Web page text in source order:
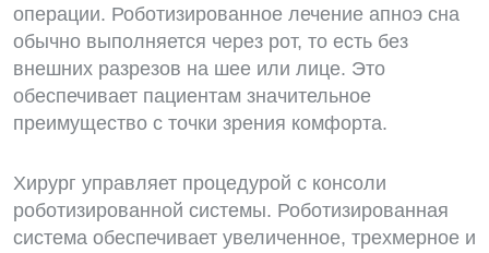
операции. Роботизированное лечение апноэ сна
обычно выполняется через рот, то есть без
внешних разрезов на шее или лице. Это
обеспечивает пациентам значительное
преимущество с точки зрения комфорта.
Хирург управляет процедурой с консоли
роботизированной системы. Роботизированная
система обеспечивает увеличенное, трехмерное и